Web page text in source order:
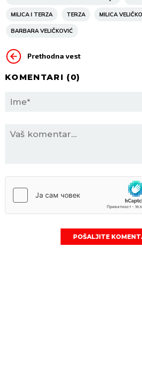
MILICA I TERZA TERZA MILICA
BARBARA VELIČKOVIĆ
Prethodna vest
KOMENTARI (0)
POŠALJITE